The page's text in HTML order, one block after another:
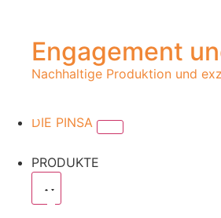
Engagement
Nachhaltige Produktion und
DIE PINSA
PRODUKTE